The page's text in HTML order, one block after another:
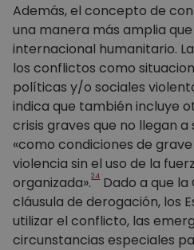
Además, el concepto de
una manera más amplia
internacional humanitario.
los conflictos como
políticas y/o sociales
indica que también incluye
crisis graves que no llegan
«como condiciones de
violencia sin el uso de la
organizada».24Dado a que la
cláusula de derogación, los
utilizar el conflicto, las
circunstancias especiales